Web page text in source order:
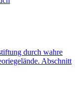
durch wahre
Abschnitt